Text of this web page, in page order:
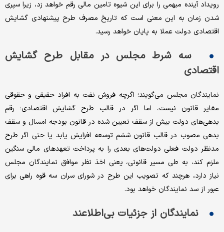
رویداد آینده مبهمی را برای این شیوه تامین مالی رقم خواهد زد، زیرا سپری
شدن زمان به این معنی است که تاریخ مصرف طرح پیشنهادی گشایش
اقتصادی دولت عملا به پایان خواهد رسید.
سه شرط مجلس در مقابل طرح گشایش
اقتصادی
نمایندگان مجلس می‌گویند؛ اگرچه فروش نفت به افراد حقیقی و حقوقی
مغایر قانون نیست، اما اگر در قالب طرح گشایش اقتصادی؛ رقم
بدهی‌های دولت بیش از سقف تعیین شده در قانون بودجه امسال و سقف
بدهی مصوب در قالب قانون ششم توسعه افزایش یابد یا حتی اگر طرح
مدنظر دولت فعلی دولت‌های بعدی را به پرداخت تعهدهای مالی سنگین
ملزم کند، به طی مسیر قانونی، یعنی اخذ نظر موافق نمایندگان مجلس
نیاز دارد، هرچند که تصویب این طرح در شورای سران سه‌ قوه راهی برای
عبور از سد نمایندگان خواهد بود.
نمایندگان از جزئیات بی‌اطلاعند